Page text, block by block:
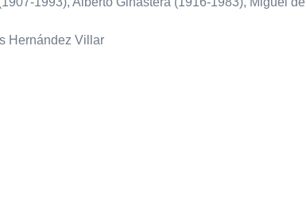
Hernández Villar